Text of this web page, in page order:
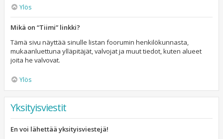
Ylös
Mikä on “Tiimi” linkki?
Tämä sivu näyttää sinulle listan foorumin henkilökunnasta,
mukaanluettuna ylläpitäjät, valvojat ja muut tiedot, kuten alueet
joita he valvovat.
Ylös
Yksityisviestit
En voi lähettää yksityisviestejä!